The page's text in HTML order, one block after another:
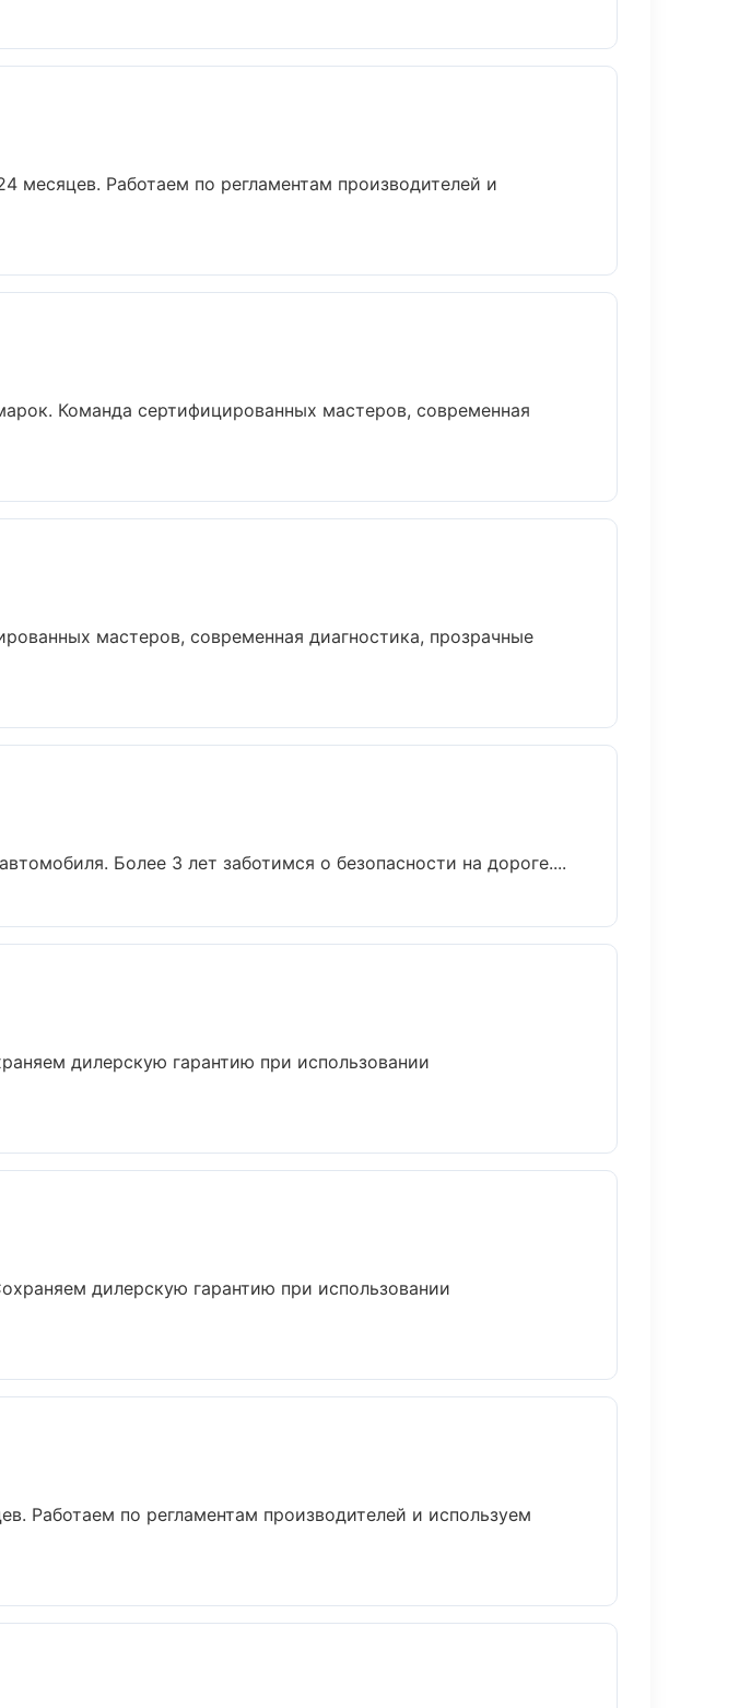
месяцев. Работаем по регламентам производителей и
Команда сертифицированных мастеров, современная
мастеров, современная диагностика, прозрачные
Более 3 лет заботимся о безопасности на дороге....
дилерскую гарантию при использовании
дилерскую гарантию при использовании
Работаем по регламентам производителей и используем